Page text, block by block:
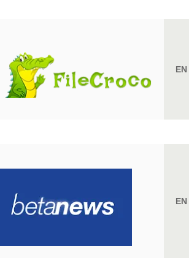
EN
EN